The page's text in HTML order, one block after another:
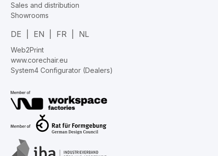
Sales and distribution
Showrooms
DE EN FR NL
Web2Print
www.corechair.eu
System4 Configurator (Dealers)